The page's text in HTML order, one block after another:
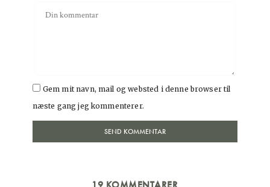
Gem mit navn, mail og websted i denne browser til
næste gang jeg kommenterer.